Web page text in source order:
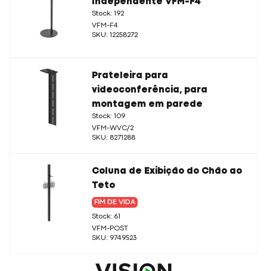
Independente VFM-F4
Stock: 192
VFM-F4
SKU: 12258272
Prateleira para
videoconferência, para
montagem em parede
Stock: 109
VFM-WVC/2
SKU: 8271288
Coluna de Exibição do Chão ao
Teto
FIM DE VIDA
Stock: 61
VFM-POST
SKU: 9749523